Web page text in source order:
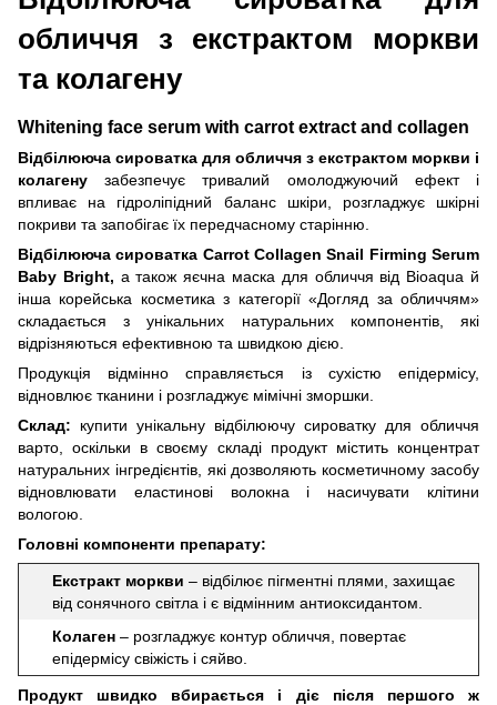
обличчя з екстрактом моркви
та колагену
Whitening face serum with carrot extract and collagen
Відбілююча сироватка для обличчя з екстрактом моркви і
колагену забезпечує тривалий омолоджуючий ефект і
впливає на гідроліпідний баланс шкіри, розгладжує шкірні
покриви та запобігає їх передчасному старінню.
Відбілююча сироватка Carrot Collagen Snail Firming Serum
Baby Bright, а також яєчна маска для обличчя від Bioaqua й
інша корейська косметика з категорії «Догляд за обличчям»
складається з унікальних натуральних компонентів, які
відрізняються ефективною та швидкою дією.
Продукція відмінно справляється із сухістю епідермісу,
відновлює тканини і розгладжує мімічні зморшки.
Склад: купити унікальну відбілюючу сироватку для обличчя
варто, оскільки в своєму складі продукт містить концентрат
натуральних інгредієнтів, які дозволяють косметичному засобу
відновлювати еластинові волокна і насичувати клітини
вологою.
Головні компоненти препарату:
Екстракт моркви – відбілює пігментні плями, захищає
від сонячного світла і є відмінним антиоксидантом.
Колаген – розгладжує контур обличчя, повертає
епідермісу свіжість і сяйво.
Продукт швидко вбирається і діє після першого ж